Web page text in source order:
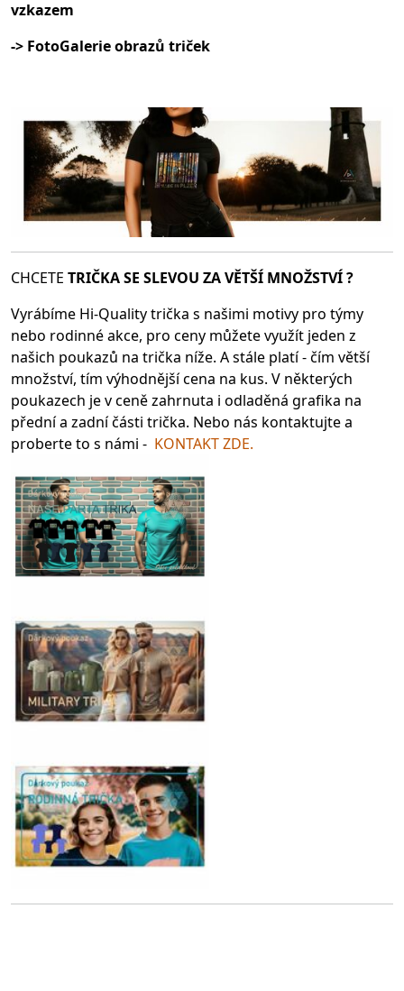
vzkazem
-> FotoGalerie obrazů triček
CHCETE TRIČKA SE SLEVOU ZA VĚTŠÍ MNOŽSTVÍ ?
Vyrábíme Hi-Quality trička s našimi motivy pro týmy
nebo rodinné akce, pro ceny můžete využít jeden z
našich poukazů na trička níže. A stále platí - čím větší
množství, tím výhodnější cena na kus. V některých
poukazech je v ceně zahrnuta i odladěná grafika na
přední a zadní části trička. Nebo nás kontaktujte a
proberte to s námi - KONTAKT ZDE.